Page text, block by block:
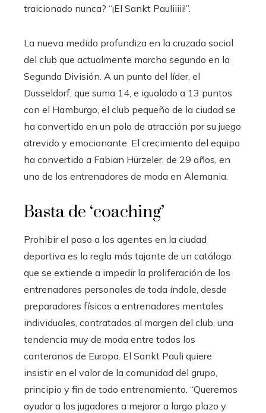
traicionado nunca? “¡El Sankt Pauliiiii!”.
La nueva medida profundiza en la cruzada social
del club que actualmente marcha segundo en la
Segunda División. A un punto del líder, el
Dusseldorf, que suma 14, e igualado a 13 puntos
con el Hamburgo, el club pequeño de la ciudad se
ha convertido en un polo de atracción por su juego
atrevido y emocionante. El crecimiento del equipo
ha convertido a Fabian Hürzeler, de 29 años, en
uno de los entrenadores de moda en Alemania.
Basta de ‘coaching’
Prohibir el paso a los agentes en la ciudad
deportiva es la regla más tajante de un catálogo
que se extiende a impedir la proliferación de los
entrenadores personales de toda índole, desde
preparadores físicos a entrenadores mentales
individuales, contratados al margen del club, una
tendencia muy de moda entre todos los
canteranos de Europa. El Sankt Pauli quiere
insistir en el valor de la comunidad del grupo,
principio y fin de todo entrenamiento. “Queremos
ayudar a los jugadores a mejorar a largo plazo y